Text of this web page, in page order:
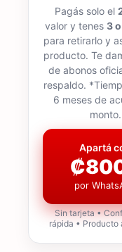
Pagás solo el
valor y tenes 3
para retirarlo y
producto. Te
de abonos
respaldo.
6 meses de
monto.
Apartá
por
Sin tarjeta •
rápida • Producto